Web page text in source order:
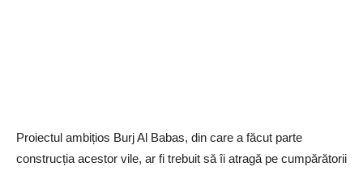
Proiectul ambițios Burj Al Babas, din care a făcut parte
construcția acestor vile, ar fi trebuit să îi atragă pe cumpărătorii